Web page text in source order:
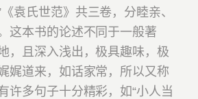
《袁氏世范》共三卷，分睦亲、
这本书的论述不同于一般著
，且深入浅出，极具趣味，极
娓道来，如话家常，所以又称
许多句子十分精彩，如“小人当